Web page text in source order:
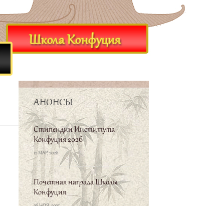
АНОНСЫ
Стипендии Института
Конфуция 2026
12 МАР, 2026
Почетная награда Школы
Конфуция